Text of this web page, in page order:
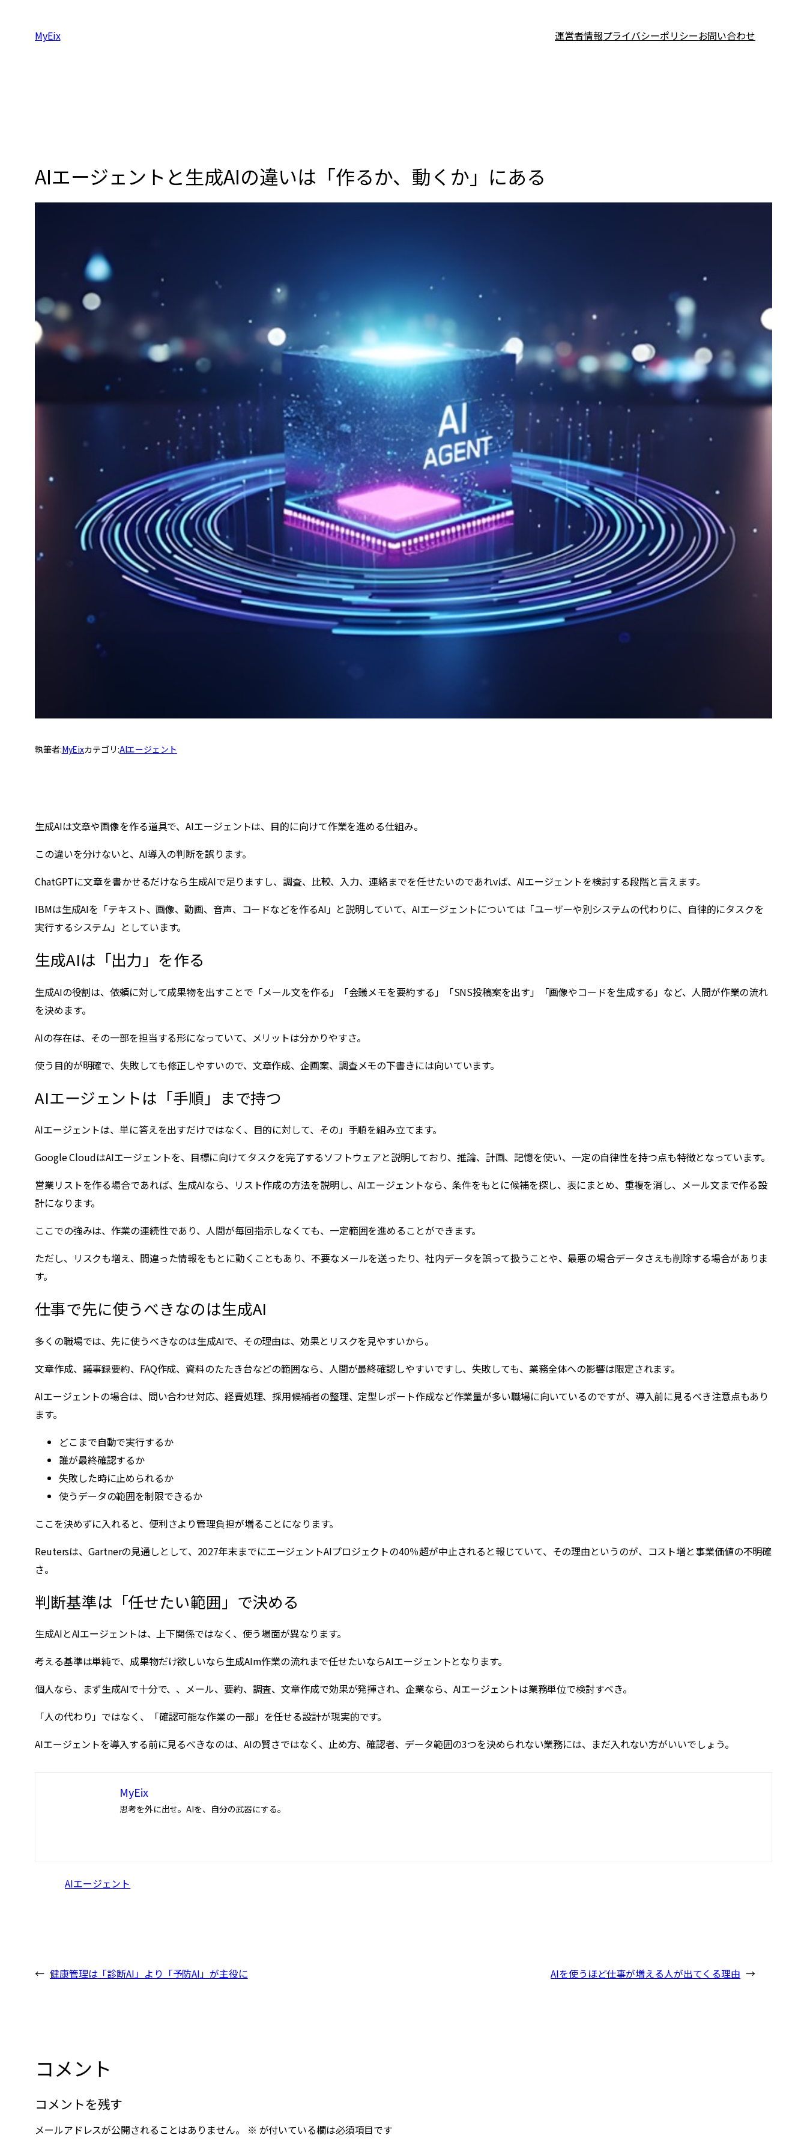
MyEix 運営者情報プライバシーポリシーお問い合わせ
AIエージェントと生成AIの違いは「作るか、動くか」にある
執筆者:MyEixカテゴリ:AIエージェント
生成AIは文章や画像を作る道具で、AIエージェントは、目的に向けて作業を進める仕組み。
この違いを分けないと、AI導入の判断を誤ります。
ChatGPTに文章を書かせるだけなら生成AIで足りますし、調査、比較、入力、連絡までを任せたいのであれvば、AIエージェントを検討する段階と言えます。
IBMは生成AIを「テキスト、画像、動画、音声、コードなどを作るAI」と説明していて、AIエージェントについては「ユーザーや別システムの代わりに、自律的にタスクを
実行するシステム」としています。
生成AIは「出力」を作る
生成AIの役割は、依頼に対して成果物を出すことで「メール文を作る」「会議メモを要約する」「SNS投稿案を出す」「画像やコードを生成する」など、人間が作業の流れ
を決めます。
AIの存在は、その一部を担当する形になっていて、メリットは分かりやすさ。
使う目的が明確で、失敗しても修正しやすいので、文章作成、企画案、調査メモの下書きには向いています。
AIエージェントは「手順」まで持つ
AIエージェントは、単に答えを出すだけではなく、目的に対して、その」手順を組み立てます。
Google CloudはAIエージェントを、目標に向けてタスクを完了するソフトウェアと説明しており、推論、計画、記憶を使い、一定の自律性を持つ点も特徴となっています。
営業リストを作る場合であれば、生成AIなら、リスト作成の方法を説明し、AIエージェントなら、条件をもとに候補を探し、表にまとめ、重複を消し、メール文まで作る設
計になります。
ここでの強みは、作業の連続性であり、人間が毎回指示しなくても、一定範囲を進めることができます。
ただし、リスクも増え、間違った情報をもとに動くこともあり、不要なメールを送ったり、社内データを誤って扱うことや、最悪の場合データさえも削除する場合がありま
す。
仕事で先に使うべきなのは生成AI
多くの職場では、先に使うべきなのは生成AIで、その理由は、効果とリスクを見やすいから。
文章作成、議事録要約、FAQ作成、資料のたたき台などの範囲なら、人間が最終確認しやすいですし、失敗しても、業務全体への影響は限定されます。
AIエージェントの場合は、問い合わせ対応、経費処理、採用候補者の整理、定型レポート作成など作業量が多い職場に向いているのですが、導入前に見るべき注意点もあり
ます。
どこまで自動で実行するか
誰が最終確認するか
失敗した時に止められるか
使うデータの範囲を制限できるか
ここを決めずに入れると、便利さより管理負担が増ることになります。
Reutersは、Gartnerの見通しとして、2027年末までにエージェントAIプロジェクトの40％超が中止されると報じていて、その理由というのが、コスト増と事業価値の不明確
さ。
判断基準は「任せたい範囲」で決める
生成AIとAIエージェントは、上下関係ではなく、使う場面が異なります。
考える基準は単純で、成果物だけ欲しいなら生成AIm作業の流れまで任せたいならAIエージェントとなります。
個人なら、まず生成AIで十分で、、メール、要約、調査、文章作成で効果が発揮され、企業なら、AIエージェントは業務単位で検討すべき。
「人の代わり」ではなく、「確認可能な作業の一部」を任せる設計が現実的です。
AIエージェントを導入する前に見るべきなのは、AIの賢さではなく、止め方、確認者、データ範囲の3つを決められない業務には、まだ入れない方がいいでしょう。
MyEix
思考を外に出せ。AIを、自分の武器にする。
AIエージェント
← 健康管理は「診断AI」より「予防AI」が主役に AIを使うほど仕事が増える人が出てくる理由 →
コメント
コメントを残す
メールアドレスが公開されることはありません。 ※ が付いている欄は必須項目です